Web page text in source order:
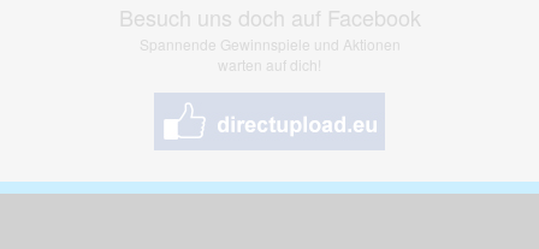
Besuch uns doch auf Facebook
Spannende Gewinnspiele und Aktionen
warten auf dich!